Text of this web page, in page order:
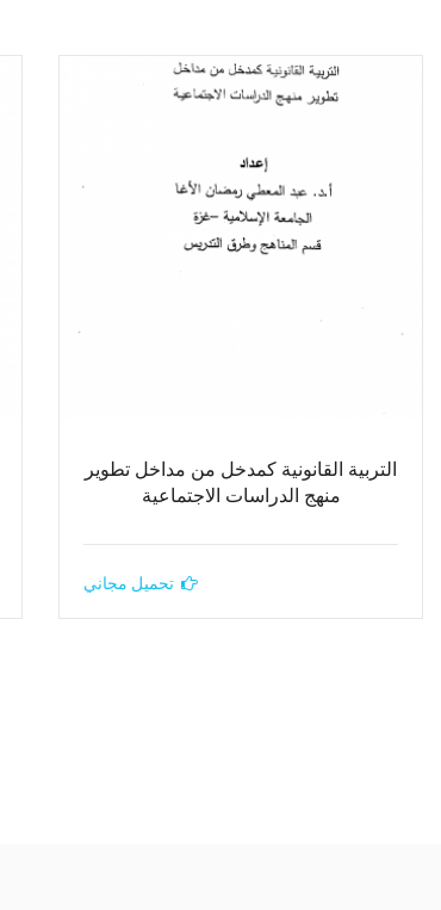
التربية القانونية كمدخل من مداخل تطوير
منهج الدراسات الاجتماعية
تحميل مجاني